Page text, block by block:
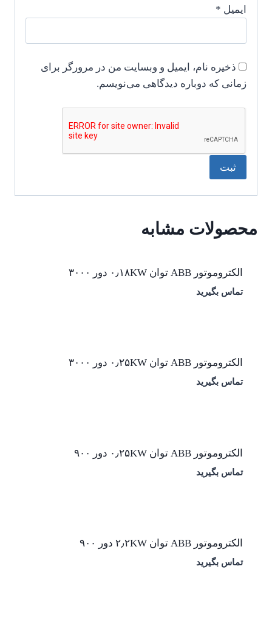
ایمیل *
ذخیره نام، ایمیل و وبسایت من در مرورگر برای
زمانی که دوباره دیدگاهی می‌نویسم.
محصولات مشابه
الکتروموتور ABB توان ۰٫۱۸KW دور ۳۰۰۰
تماس بگیرید
الکتروموتور ABB توان ۰٫۲۵KW دور ۳۰۰۰
تماس بگیرید
الکتروموتور ABB توان ۰٫۲۵KW دور ۹۰۰
تماس بگیرید
الکتروموتور ABB توان ۲٫۲KW دور ۹۰۰
تماس بگیرید